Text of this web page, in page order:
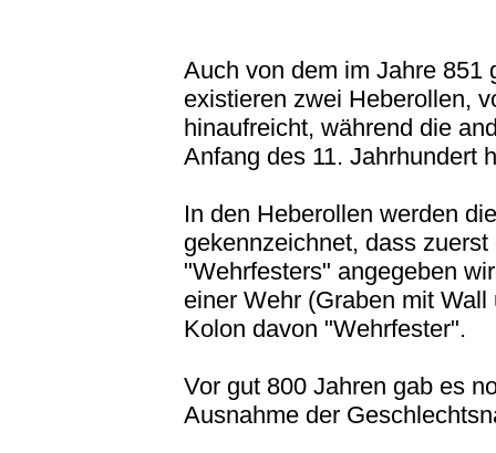
Auch von dem im Jahre 851
existieren zwei Heberollen,
hinaufreicht, während die
Anfang des 11. Jahrhundert
In den Heberollen werden
gekennzeichnet, dass
"Wehrfesters" angegeben
einer Wehr (Graben mit
Kolon davon "Wehrfester".
Vor gut 800 Jahren gab es
Ausnahme der